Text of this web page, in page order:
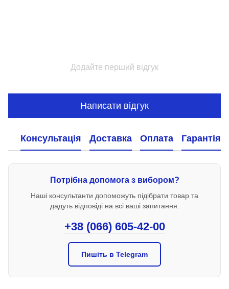
Додайте перший відгук
Написати відгук
Консультація Доставка Оплата Гарантія
Потрібна допомога з вибором?
Наші консультанти допоможуть підібрати товар та
дадуть відповіді на всі ваші запитання.
+38 (066) 605-42-00
Пишіть в Telegram